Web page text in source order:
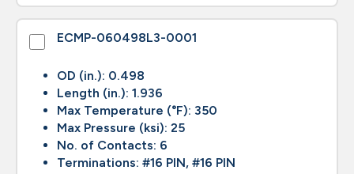
ECMP-060498L3-0001
OD (in.): 0.498
Length (in.): 1.936
Max Temperature (°F): 350
Max Pressure (ksi): 25
No. of Contacts: 6
Terminations: #16 PIN, #16 PIN